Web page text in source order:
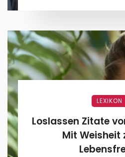
LEXIKON
Loslassen Zitate
Mit Weisheit